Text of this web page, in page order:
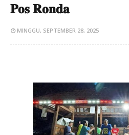
𝐏𝐨𝐬 𝐑𝐨𝐧𝐝𝐚
MINGGU, SEPTEMBER 28, 2025